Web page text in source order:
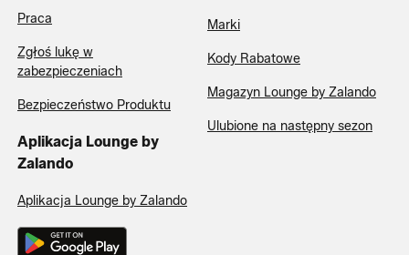
Praca
Zgłoś lukę w
zabezpieczeniach
Bezpieczeństwo Produktu
Aplikacja Lounge by
Zalando
Aplikacja Lounge by Zalando
Marki
Kody Rabatowe
Magazyn Lounge by Zalando
Ulubione na następny sezon